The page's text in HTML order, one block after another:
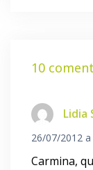
10
Lidia
26/07/2012
Carmina,